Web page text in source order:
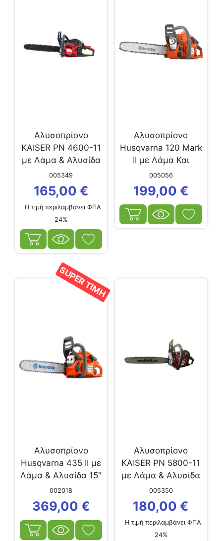
Αλυσοπρίονο
KAISER PN 4600-11
με Λάμα & Αλυσίδα
18”
005349
165,00 €
Η τιμή περιλαμβάνει ΦΠΑ
24%
Αλυσοπρίονο
Husqvarna 120 Mark
II με Λάμα Και
Αλυσίδα 16″
005056
199,00 €
SUPER ΤΙΜΗ
Αλυσοπρίονο
Husqvarna 435 II με
Λάμα & Αλυσίδα 15″
002018
369,00 €
Αλυσοπρίονο
KAISER PN 5800-11
με Λάμα & Αλυσίδα
20”
005350
180,00 €
Η τιμή περιλαμβάνει ΦΠΑ
24%